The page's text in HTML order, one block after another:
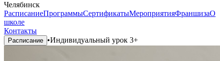
Челябинск
РасписаниеПрограммыСертификатыМероприятияФраншизаО
школе
Контакты
Расписание •Индивидуальный урок 3+